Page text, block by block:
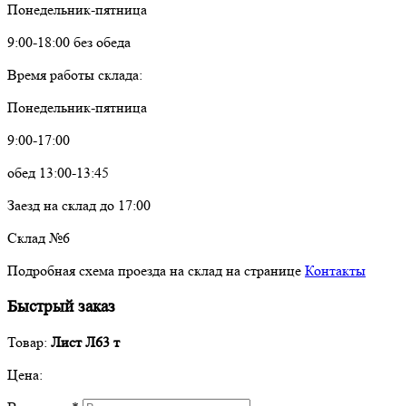
Понедельник-пятница
9:00-18:00 без обеда
Время работы склада:
Понедельник-пятница
9:00-17:00
обед 13:00-13:45
Заезд на склад до 17:00
Склад №6
Подробная схема проезда на склад на странице Контакты
Быстрый заказ
Товар: Лист Л63 т
Цена: